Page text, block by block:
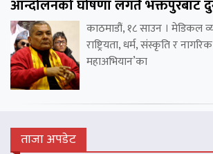
आन्दोलनको घोषणा लगतै भक्तपुरबाट
काठमाडौं, १८ साउन । मेडिकल
राष्ट्रियता, धर्म, संस्कृति र
महाअभियान’का
ताजा अपडेट